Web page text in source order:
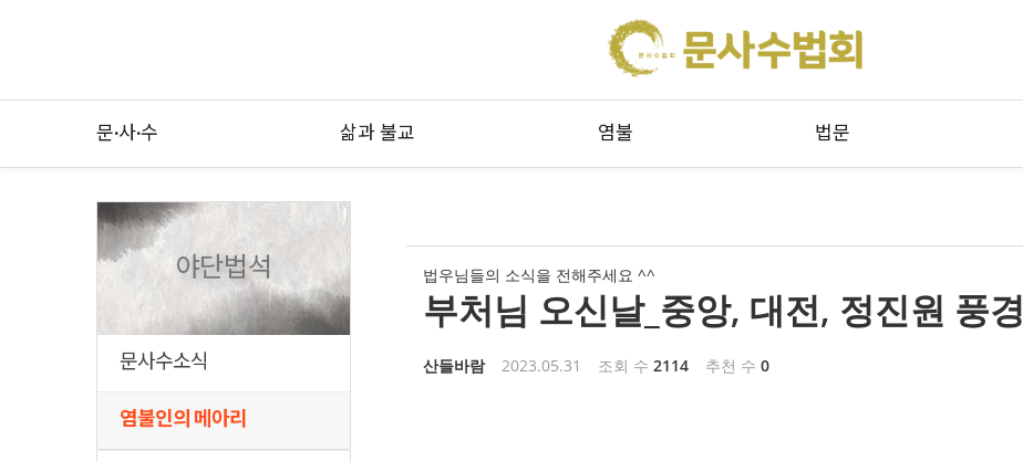
문·사·수 삶과 불교 염불 법문
야단법석
문사수소식
염불인의 메아리
법우님들의 소식을 전해주세요 ^^
부처님 오신날_중앙, 대전, 정진원 풍경
산들바람 2023.05.31 조회 수 2114 추천 수 0